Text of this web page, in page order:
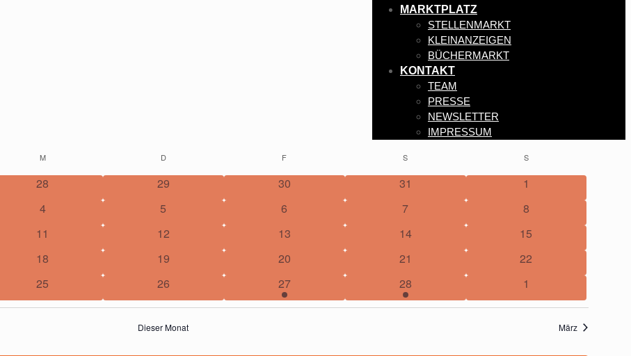
MARKTPLATZ
STELLENMARKT
KLEINANZEIGEN
BÜCHERMARKT
KONTAKT
TEAM
PRESSE
NEWSLETTER
IMPRESSUM
MMITTWOCH DDONNERSTAG F S SSONNTAG
28 29 30 31
1
4 5 6 7
8
11 12 13 14
15
18 19 20 21
22
25 26 27 28 1
Dieser Monat März